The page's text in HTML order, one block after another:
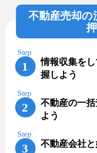
不動産売却の
情報収集を
握しよう
不動産の一
よう
不動産会社